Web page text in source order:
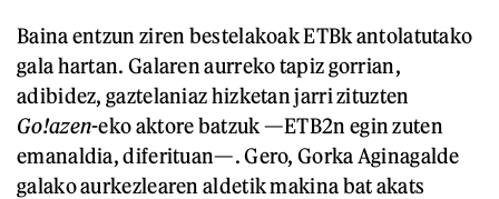
Baina entzun ziren bestelakoak ETBk antolatutako
gala hartan. Galaren aurreko tapiz gorrian,
adibidez, gaztelaniaz hizketan jarri zituzten
Go!azen-eko aktore batzuk —ETB2n egin zuten
emanaldia, diferituan—. Gero, Gorka Aginagalde
galako aurkezlearen aldetik makina bat akats